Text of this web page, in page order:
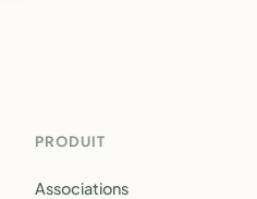
PRODUIT
Associations